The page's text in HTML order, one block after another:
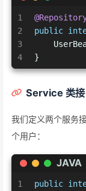
1
2
3
4
public
}
Service 类接
我们定义两个服务
个用户：
JAVA
1
public